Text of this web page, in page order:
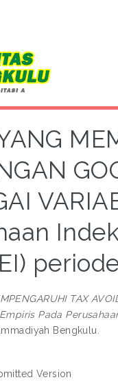
TAX
Empiris Pada
Bengkulu.
Version